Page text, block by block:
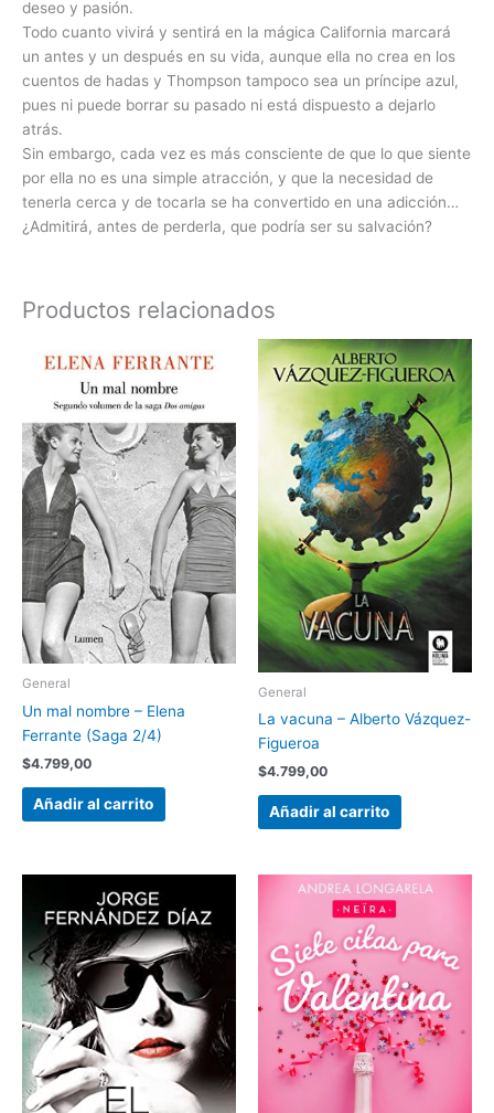
deseo y pasión.
Todo cuanto vivirá y sentirá en la mágica California marcará
un antes y un después en su vida, aunque ella no crea en los
cuentos de hadas y Thompson tampoco sea un príncipe azul,
pues ni puede borrar su pasado ni está dispuesto a dejarlo
atrás.
Sin embargo, cada vez es más consciente de que lo que siente
por ella no es una simple atracción, y que la necesidad de
tenerla cerca y de tocarla se ha convertido en una adicción…
¿Admitirá, antes de perderla, que podría ser su salvación?
Productos relacionados
General
Un mal nombre – Elena
Ferrante (Saga 2/4)
$4.799,00
Añadir al carrito
General
La vacuna – Alberto Vázquez-
Figueroa
$4.799,00
Añadir al carrito